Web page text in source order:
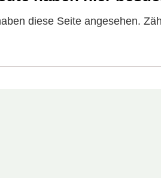
diese Seite angesehen.